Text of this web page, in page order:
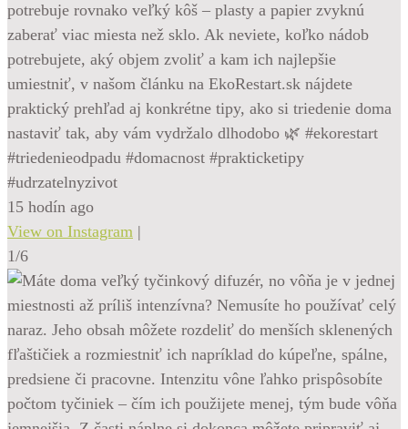
potrebuje rovnako veľký kôš – plasty a papier zvyknú
zaberať viac miesta než sklo. Ak neviete, koľko nádob
potrebujete, aký objem zvoliť a kam ich najlepšie
umiestniť, v našom článku na EkoRestart.sk nájdete
praktický prehľad aj konkrétne tipy, ako si triedenie doma
nastaviť tak, aby vám vydržalo dlhodobo 🌿 #ekorestart
#triedenieodpadu #domacnost #prakticketipy
#udrzatelnyzivot
15 hodín ago
View on Instagram |
1/6